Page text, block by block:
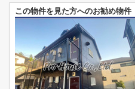
この物件を見た方へのお勧め物件